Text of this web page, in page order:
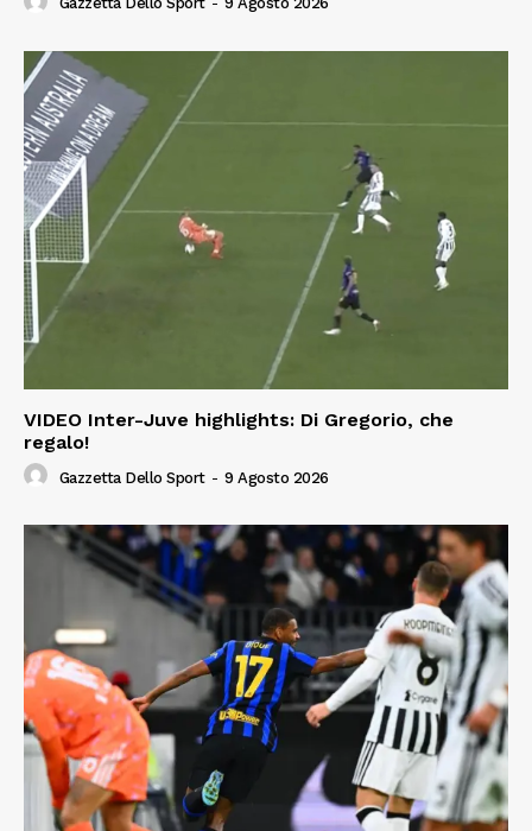
VIDEO Inter-Juve highlights: Di Gregorio, che
regalo!
Gazzetta Dello Sport - 9 Agosto 2026